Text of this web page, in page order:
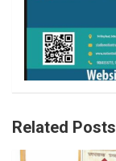
Related Posts